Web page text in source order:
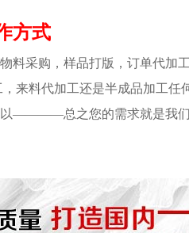
方式
料采购，样品打版，订单代加
来料代加工还是半成品加工任
以————总之您的需求就是我